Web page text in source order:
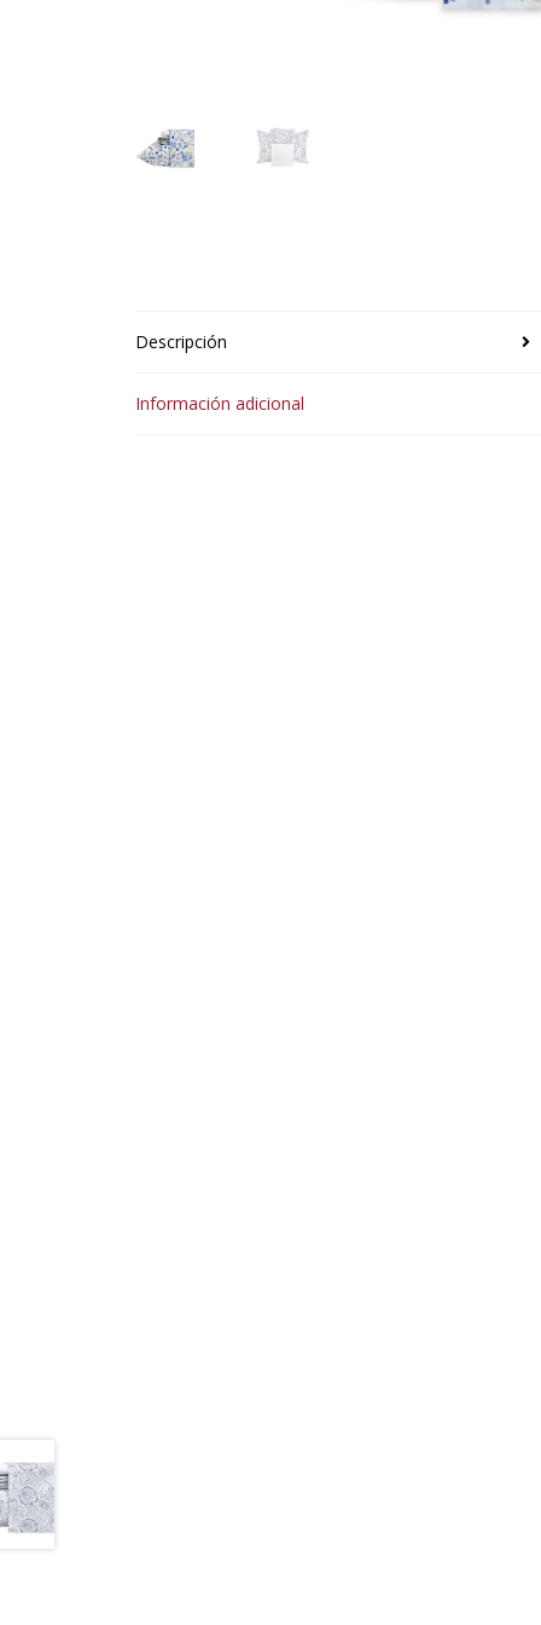
Descripción
Información adicional